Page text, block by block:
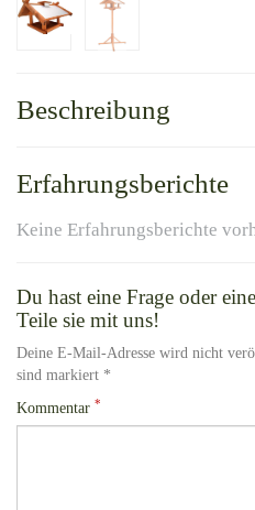
Beschreibung
Erfahrungsberichte
Keine Erfahrungsberichte
Du hast eine Frage oder
Teile sie mit uns!
Deine E-Mail-Adresse wird nicht
sind markiert *
Kommentar *